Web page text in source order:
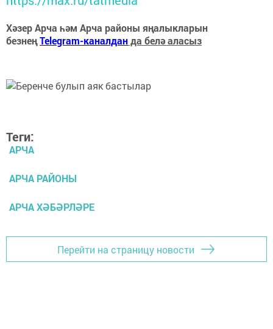
Хәзер Арча һәм Арча районы яңалыкларын
безнеңTelegram-каналданда белә аласыз
Теги:
АРЧА
АРЧА РАЙОНЫ
АРЧА ХӘБӘРЛӘРЕ
Перейти на страницу новости